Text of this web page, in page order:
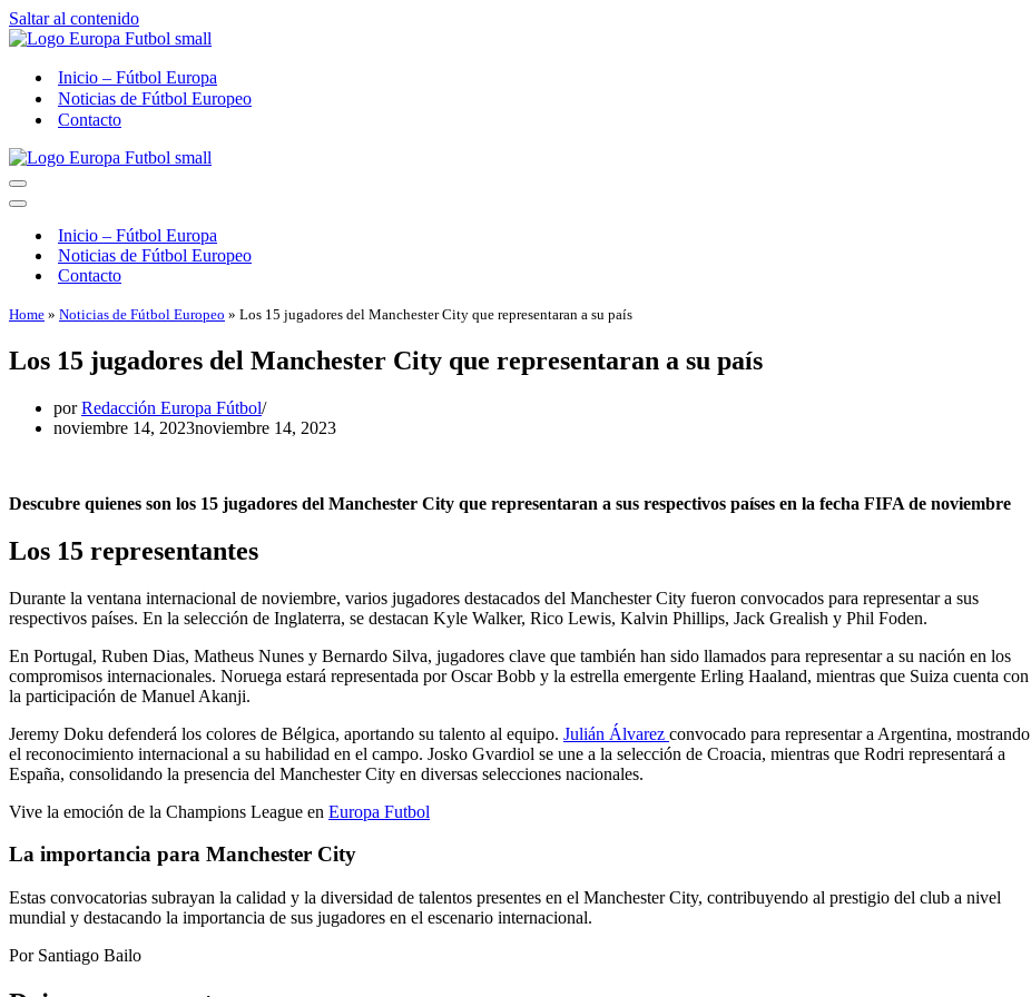
Saltar al contenido
Inicio – Fútbol Europa
Noticias de Fútbol Europeo
Contacto
Menú
de
Menú
navegaciónInicio – Fútbol Europa
Noticias de Fútbol Europeo
Contacto
Home » Noticias de Fútbol Europeo » Los 15 jugadores del Manchester City que representaran a su país
Los 15 jugadores del Manchester City que representaran a su país
porRedacción Europa Fútbol
noviembre 14, 2023noviembre 14, 2023
Descubre quienes son los 15 jugadores del Manchester City que representaran a sus respectivos países en la fecha FIFA de noviembre
Los 15 representantes
Durante la ventana internacional de noviembre, varios jugadores destacados del Manchester City fueron convocados para representar a sus
respectivos países. En la selección de Inglaterra, se destacan Kyle Walker, Rico Lewis, Kalvin Phillips, Jack Grealish y Phil Foden.
En Portugal, Ruben Dias, Matheus Nunes y Bernardo Silva, jugadores clave que también han sido llamados para representar a su nación en los
compromisos internacionales. Noruega estará representada por Oscar Bobb y la estrella emergente Erling Haaland, mientras que Suiza cuenta con
la participación de Manuel Akanji.
Jeremy Doku defenderá los colores de Bélgica, aportando su talento al equipo. Julián Álvarez convocado para representar a Argentina, mostrando
el reconocimiento internacional a su habilidad en el campo. Josko Gvardiol se une a la selección de Croacia, mientras que Rodri representará a
España, consolidando la presencia del Manchester City en diversas selecciones nacionales.
Vive la emoción de la Champions League en Europa Futbol
La importancia para Manchester City
Estas convocatorias subrayan la calidad y la diversidad de talentos presentes en el Manchester City, contribuyendo al prestigio del club a nivel
mundial y destacando la importancia de sus jugadores en el escenario internacional.
Por Santiago Bailo